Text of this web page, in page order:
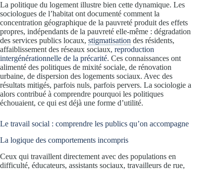
La politique du logement illustre bien cette dynamique. Les
sociologues de l’habitat ont documenté comment la
concentration géographique de la pauvreté produit des effets
propres, indépendants de la pauvreté elle-même : dégradation
des services publics locaux, stigmatisation des résidents,
affaiblissement des réseaux sociaux, reproduction
intergénérationnelle de la précarité. Ces connaissances ont
alimenté des politiques de mixité sociale, de rénovation
urbaine, de dispersion des logements sociaux. Avec des
résultats mitigés, parfois nuls, parfois pervers. La sociologie a
alors contribué à comprendre pourquoi les politiques
échouaient, ce qui est déjà une forme d’utilité.
Le travail social : comprendre les publics qu’on accompagne
La logique des comportements incompris
Ceux qui travaillent directement avec des populations en
difficulté, éducateurs, assistants sociaux, travailleurs de rue,